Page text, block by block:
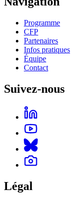
Programme
CFP
Partenaires
Infos pratiques
Équipe
Contact
Suivez-nous
Légal